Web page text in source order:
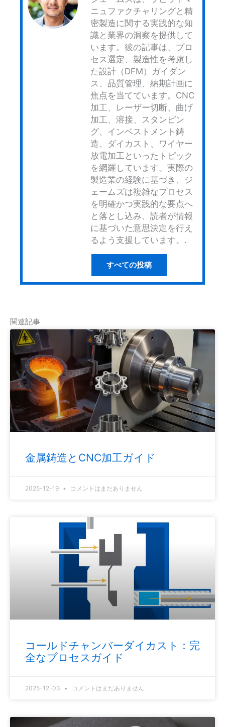
ニュファクチャリングと精
密製造に関する実践的な知
識と業界の洞察を提供して
います。彼の記事は、プロ
セス選定、製造性を考慮し
た設計（DFM）ガイダン
ス、品質管理、納期計画に
焦点を当てています。CNC
加工、レーザー切断、曲げ
加工、溶接、スタンピン
グ、インベストメント鋳
造、ダイカスト、ワイヤー
放電加工といったトピック
を網羅しています。実際の
製造業の経験に基づき、ジ
ェームズは複雑なプロセス
を明確かつ実践的な要点へ
と落とし込み、読者が情報
に基づいた意思決定を行え
るよう支援しています。.
すべての投稿
関連記事
金属鋳造とCNC加工ガイド
2025-12-19 コメントはまだありません
コールドチャンバーダイカスト：完
全なプロセスガイド
2025-12-03 コメントはまだありません